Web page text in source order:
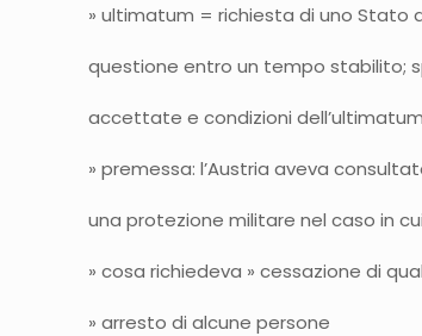
» ultimatum = richiesta di uno Stato
questione entro un tempo stabilito;
accettate e condizioni
» premessa: l’Austria aveva
una protezione militare nel caso in
» cosa richiedeva » cessazione di
» arresto di alcune persone